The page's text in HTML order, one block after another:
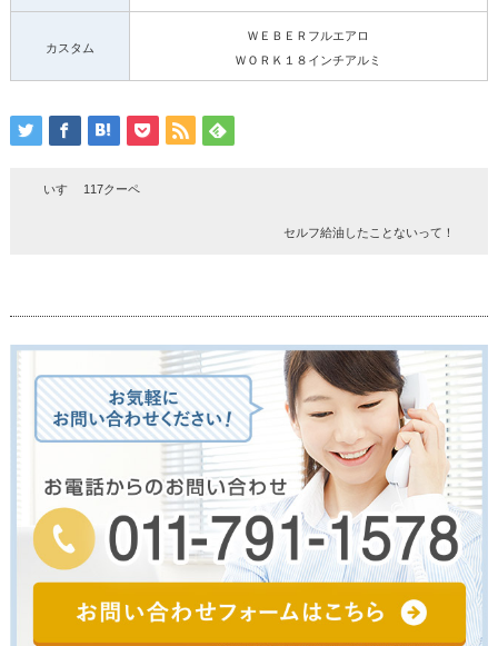
カスタム
ＷＥＢＥＲフルエアロ
ＷＯＲＫ１８インチアルミ
いすゞ 117クーペ
セルフ給油したことないって！